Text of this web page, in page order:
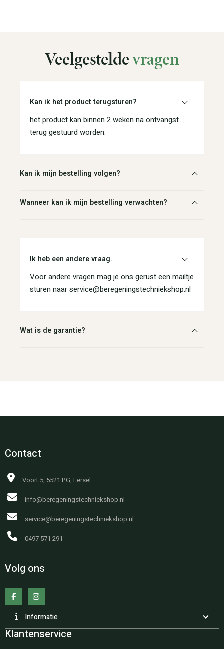
Veelgesteldevragen
Kan ik het product terugsturen?
het product kan binnen 2 weken na ontvangst
terug gestuurd worden.
Kan ik mijn bestelling volgen?
Wanneer kan ik mijn bestelling verwachten?
Ik heb een andere vraag.
Voor andere vragen mag je ons gerust een mailtje
sturen naar service@beregeningstechniekshop.nl
Wat is de garantie?
Contact
Voort 5, 5521 PG, Eersel
info@beregeningstechniekshop.nl
service@beregeningstechniekshop.nl
0497 571 291
Volg ons
Informatie
Klantenservice